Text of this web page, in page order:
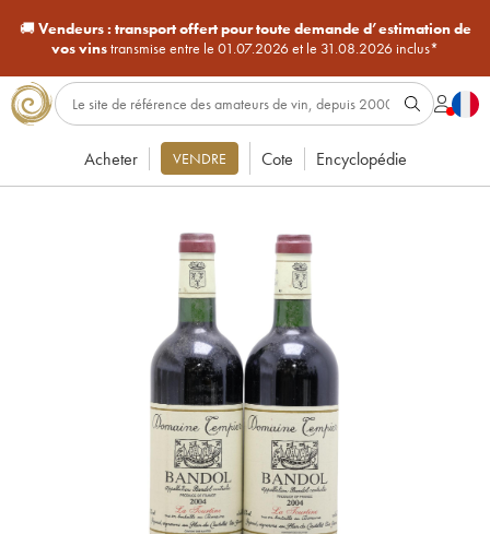
🚚Vendeurs : transport offert pour toute demande d’estimation de
vos vinstransmise entre le 01.07.2026 et le 31.08.2026 inclus*
Acheter VENDRE Cote Encyclopédie